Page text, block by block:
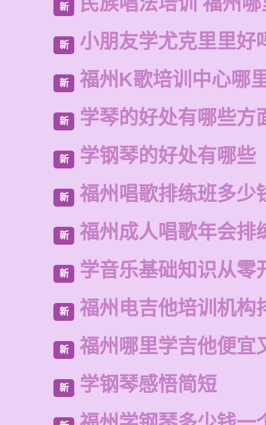
新
新 小朋友学尤克里里好
新 福州K歌培训中心哪
新 学琴的好处有哪些方
新 学钢琴的好处有哪些
新 福州唱歌排练班多少
新 福州成人唱歌年会排
新 学音乐基础知识从零
新 福州电吉他培训机构
新 福州哪里学吉他便宜
新 学钢琴感悟简短